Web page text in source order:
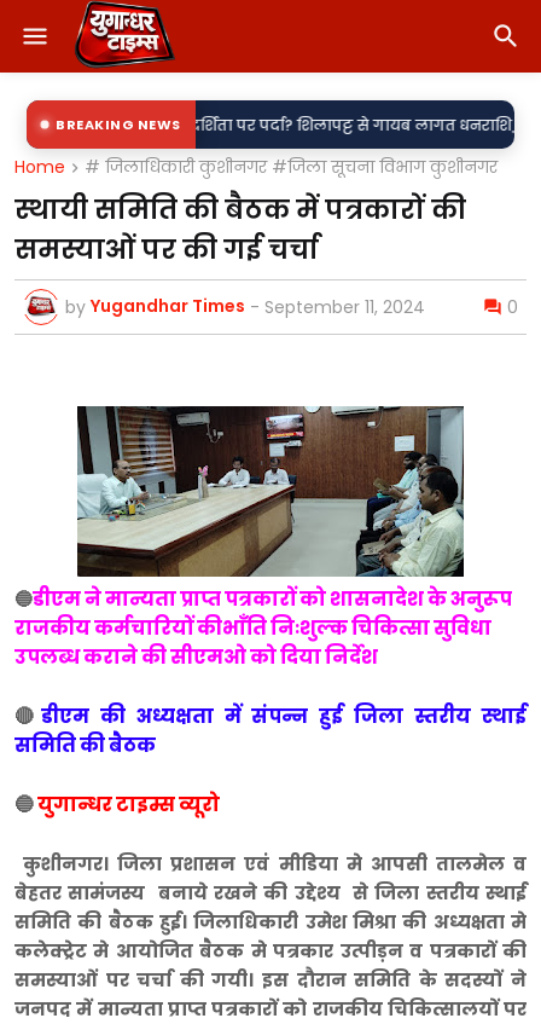
BREAKING NEWS
खेल या पारदर्शिता पर पर्दा? शिलापट्ट से गायब लागत धनराशि, सवालों के घेरे
Home # जिलाधिकारी कुशीनगर #जिला सूचना विभाग कुशीनगर
स्थायी समिति की बैठक में पत्रकारों की
समस्याओं पर की गई चर्चा
by Yugandhar Times - September 11, 2024 0
🔵डीएम ने मान्यता प्राप्त पत्रकारों को शासनादेश के अनुरूप
राजकीय कर्मचारियों कीभाँति निःशुल्क चिकित्सा सुविधा
उपलब्ध कराने की सीएमओ को दिया निर्देश
🔴 डीएम की अध्यक्षता में संपन्न हुई जिला स्तरीय स्थाई
समिति की बैठक
🔵युगान्धर टाइम्स व्यूरो
कुशीनगर। जिला प्रशासन एवं मीडिया मे आपसी तालमेल व
बेहतर सामंजस्य बनाये रखने की उद्देश्य से जिला स्तरीय स्थाई
समिति की बैठक हुई। जिलाधिकारी उमेश मिश्रा की अध्यक्षता मे
कलेक्ट्रेट मे आयोजित बैठक मे पत्रकार उत्पीड़न व पत्रकारों की
समस्याओं पर चर्चा की गयी। इस दौरान समिति के सदस्यों ने
जनपद में मान्यता प्राप्त पत्रकारों को राजकीय चिकित्सालयों पर